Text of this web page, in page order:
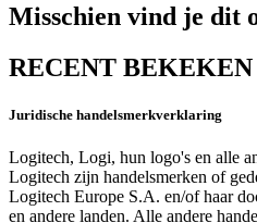
Misschien vind je dit
RECENT BEKEKEN
Juridische handelsmerkverklaring
Logitech, Logi, hun logo's en alle
Logitech zijn handelsmerken of
Logitech Europe S.A. en/of haar
en andere landen. Alle andere